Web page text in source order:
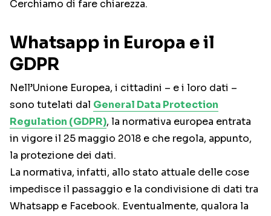
Cerchiamo di fare chiarezza.
Whatsapp in Europa e il
GDPR
Nell’Unione Europea, i cittadini – e i loro dati –
sono tutelati dal General Data Protection
Regulation (GDPR), la normativa europea entrata
in vigore il 25 maggio 2018 e che regola, appunto,
la protezione dei dati.
La normativa, infatti, allo stato attuale delle cose
impedisce il passaggio e la condivisione di dati tra
Whatsapp e Facebook. Eventualmente, qualora la